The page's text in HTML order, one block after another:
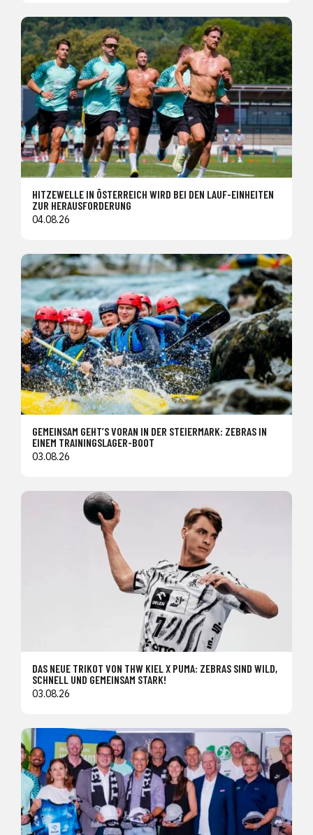
HITZEWELLE IN ÖSTERREICH WIRD BEI DEN LAUF-EINHEITEN
ZUR HERAUSFORDERUNG
04.08.26
GEMEINSAM GEHT’S VORAN IN DER STEIERMARK: ZEBRAS IN
EINEM TRAININGSLAGER-BOOT
03.08.26
DAS NEUE TRIKOT VON THW KIEL X PUMA: ZEBRAS SIND WILD,
SCHNELL UND GEMEINSAM STARK!
03.08.26